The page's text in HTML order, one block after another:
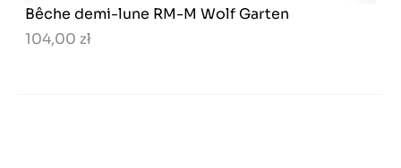
Bêche demi-lune RM-M Wolf Garten
104,00 zł